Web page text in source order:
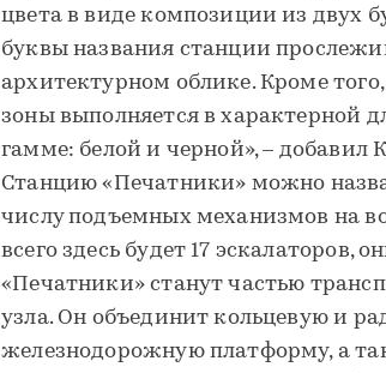
цвета в виде композиции из двух
буквы названия станции
архитектурном облике. Кроме
зоны выполняется в характерной
гамме: белой и черной», – добавил
Станцию «Печатники» можно
числу подъемных механизмов на
всего здесь будет 17 эскалаторов,
«Печатники» станут частью
узла. Он объединит кольцевую и
железнодорожную платформу, а